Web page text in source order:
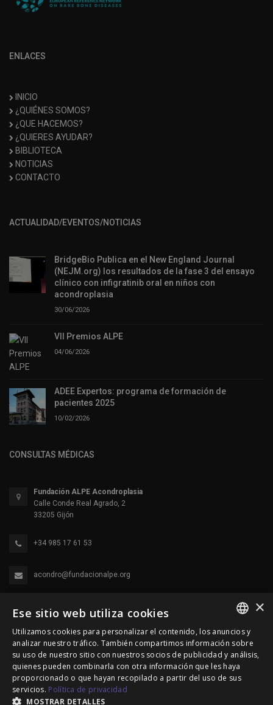
ENLACES
INICIO
¿QUIÉNES SOMOS?
¿QUE HACEMOS?
¿QUIERES AYUDAR?
BIBLIOTECA
NOTICIAS
CONTACTO
ACTUALIDAD/EVENTOS/NOTICIAS
BridgeBio Publica en el New England Journal
(NEJM.org) los resultados de la fase 3 del ensayo
clínico con infigratinib oral en niños con
acondroplasia
30/06/2026
VII Premios ALPE
04/06/2026
ADEE Expertos: programa de formación de
pacientes 2025
10/02/2026
CONSULTAS MÉDICAS
Fundación ALPE Acondroplasia
Calle Conde Real Agrado, 2
33205 Gijón
+34 985 17 61 53
acondro@fundacionalpe.org
© 2000-2026 Fundación Alpe Acondroplasia. Reservados
todos los derechos.
SPANISH
ENGLISH
PORTUGUESE
×
Ese sitio web utiliza cookies
Utilizamos cookies para personalizar el contenido, los anuncios y
analizar nuestro tráfico. También compartimos información sobre
su uso de nuestro sitio con nuestros socios de publicidad y análisis,
quienes pueden combinarla con otra información que les haya
proporcionado o que hayan recopilado a partir del uso de sus
servicios. Política de privacidad
MOSTRAR DETALLES